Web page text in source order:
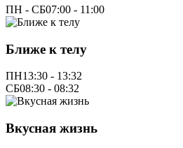
ПН - СБ07:00 - 11:00
Ближе к телу
ПН13:30 - 13:32
СБ08:30 - 08:32
Вкусная жизнь